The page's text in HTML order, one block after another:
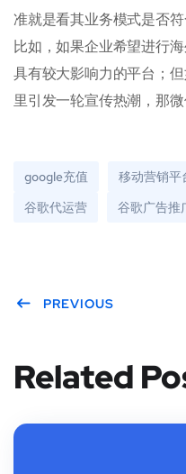
准就是看其业务模式是否符
比如，如果企业希望进行
具有较大影响力的平台；
里引发一轮宣传热潮，那
google充值 移动营销平
谷歌代运营
谷歌广告推
PREVIOUS
Related